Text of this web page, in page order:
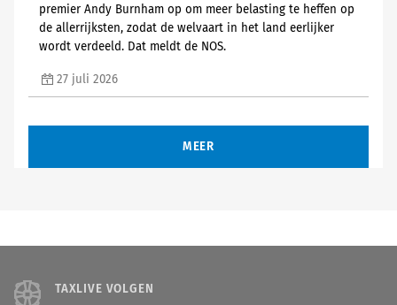
premier Andy Burnham op om meer belasting te heffen op
de allerrijksten, zodat de welvaart in het land eerlijker
wordt verdeeld. Dat meldt de NOS.
27 juli 2026
MEER
TAXLIVE VOLGEN